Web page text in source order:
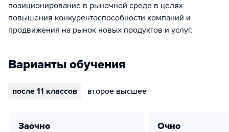
позиционирование в рыночной среде в целях
повышения конкурентоспособности компаний и
продвижения на рынок новых продуктов и услуг.
Варианты обучения
после 11 классов второе высшее
заочно очно